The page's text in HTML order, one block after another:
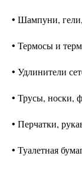
• Шампуни,
• Термосы и
• Удлинители
• Трусы, носки,
• Перчатки,
• Туалетная